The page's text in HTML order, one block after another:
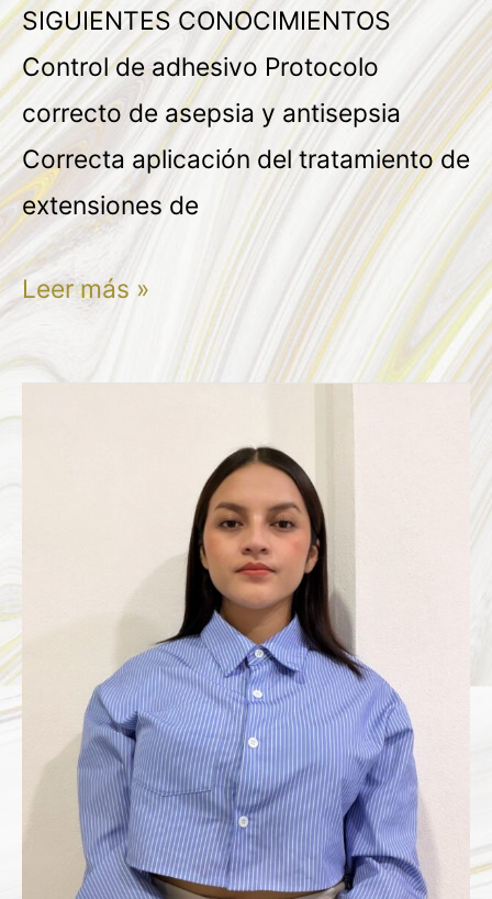
SIGUIENTES CONOCIMIENTOS
Control de adhesivo Protocolo
correcto de asepsia y antisepsia
Correcta aplicación del tratamiento de
extensiones de
Leer más »
MANZANARES